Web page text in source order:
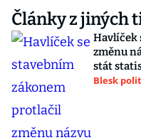
Články z jiných
Havlíček
změnu
stát
Blesk